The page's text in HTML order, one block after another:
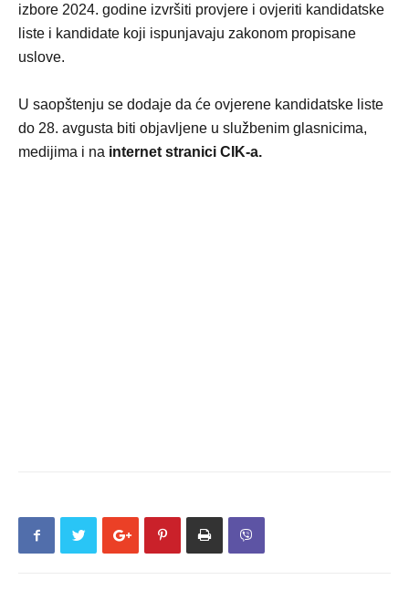
izbore 2024. godine izvršiti provjere i ovjeriti kandidatske
liste i kandidate koji ispunjavaju zakonom propisane
uslove.
U saopštenju se dodaje da će ovjerene kandidatske liste
do 28. avgusta biti objavljene u službenim glasnicima,
medijima i na internet stranici CIK-a.